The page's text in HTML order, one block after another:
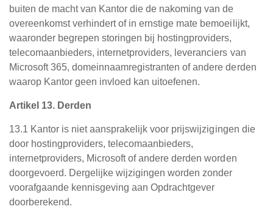
buiten de macht van Kantor die de nakoming van de
overeenkomst verhindert of in ernstige mate bemoeilijkt,
waaronder begrepen storingen bij hostingproviders,
telecomaanbieders, internetproviders, leveranciers van
Microsoft 365, domeinnaamregistranten of andere derden
waarop Kantor geen invloed kan uitoefenen.
Artikel 13. Derden
13.1 Kantor is niet aansprakelijk voor prijswijzigingen die
door hostingproviders, telecomaanbieders,
internetproviders, Microsoft of andere derden worden
doorgevoerd. Dergelijke wijzigingen worden zonder
voorafgaande kennisgeving aan Opdrachtgever
doorberekend.